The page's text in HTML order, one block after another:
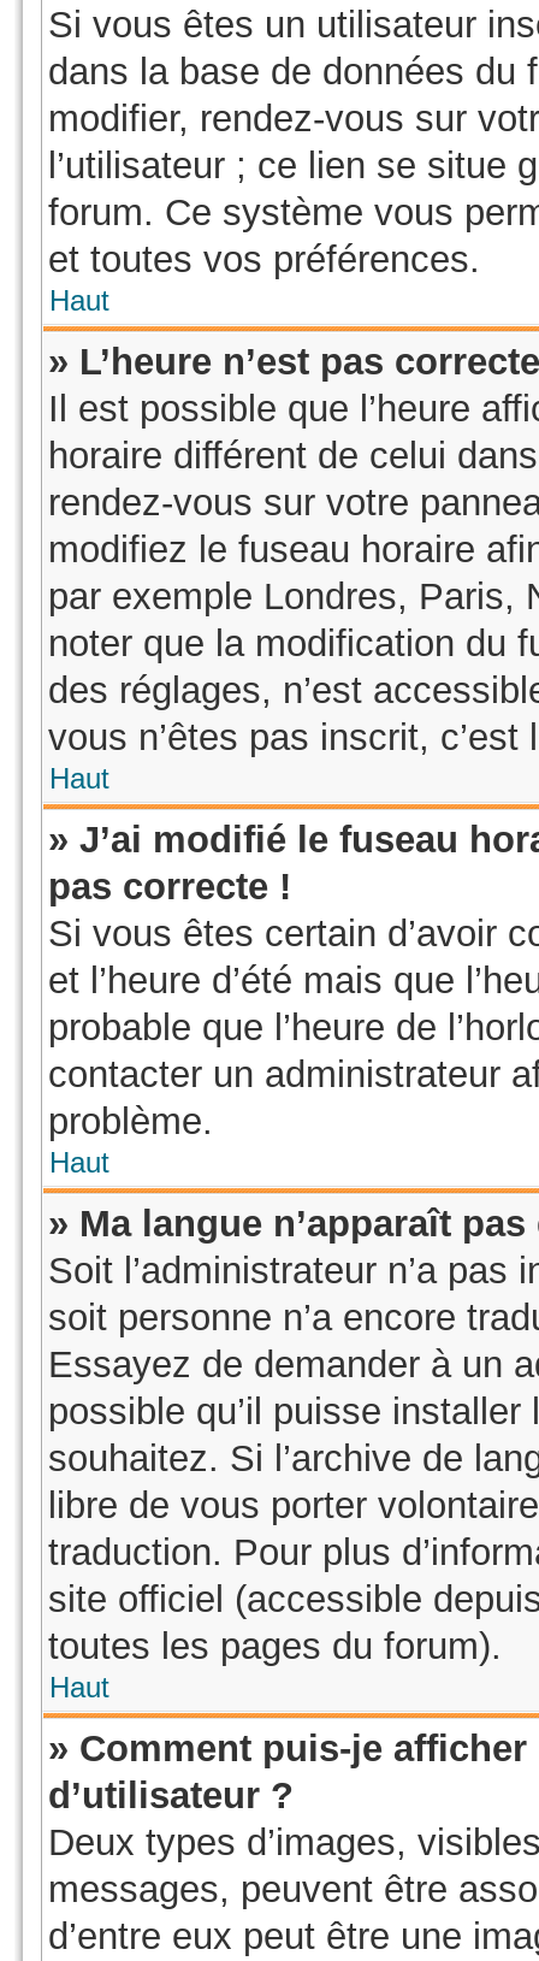
Si vous êtes un utilisateur
dans la base de données du
modifier, rendez-vous sur
l’utilisateur ; ce lien se situe
forum. Ce système vous
et toutes vos préférences.
Haut
» L’heure n’est pas
Il est possible que l’heure
horaire différent de celui
rendez-vous sur votre
modifiez le fuseau horaire
par exemple Londres, Paris,
noter que la modification du
des réglages, n’est
vous n’êtes pas inscrit,
Haut
» J’ai modifié le fuseau
pas correcte !
Si vous êtes certain d’avoir
et l’heure d’été mais que
probable que l’heure de
contacter un administrateur
problème.
Haut
» Ma langue n’apparaît
Soit l’administrateur n’a
soit personne n’a encore
Essayez de demander à un
possible qu’il puisse
souhaitez. Si l’archive de
libre de vous porter
traduction. Pour plus
site officiel (accessible
toutes les pages du forum).
Haut
» Comment puis-je
d’utilisateur ?
Deux types d’images,
messages, peuvent être
d’entre eux peut être une